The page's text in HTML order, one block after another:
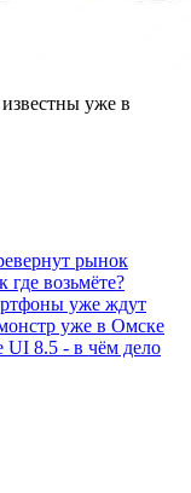
уже в
рынок
возьмёте?
уже ждут
уже в Омске
UI 8.5 - в чём дело